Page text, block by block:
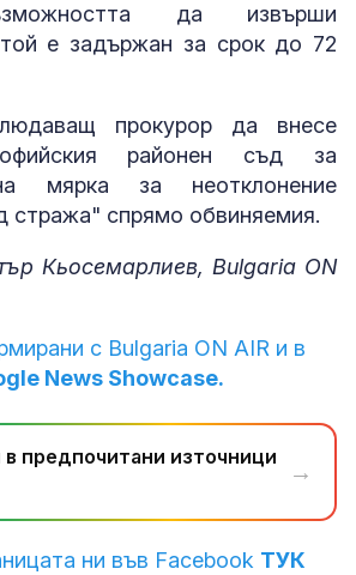
да извърши
той е задържан за срок до 72
прокурор да внесе
районен съд за
мярка за неотклонение
стража" спрямо обвиняемия.
Кьосемарлиев, Bulgaria ON
с Bulgaria ON AIR и в
News Showcase.
предпочитани източници
→
ни във Facebook ТУК